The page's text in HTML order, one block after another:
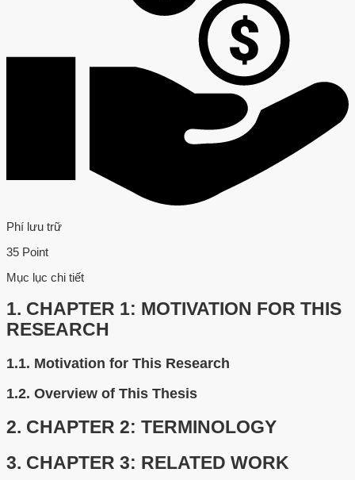
Phí lưu trữ
35 Point
Mục lục chi tiết
1. CHAPTER 1: MOTIVATION FOR THIS
RESEARCH
1.1. Motivation for This Research
1.2. Overview of This Thesis
2. CHAPTER 2: TERMINOLOGY
3. CHAPTER 3: RELATED WORK